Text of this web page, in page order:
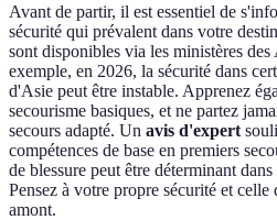
Avant de partir, il est essentiel de
sécurité qui prévalent dans votre
sont disponibles via les ministères
exemple, en 2026, la sécurité dans
d'Asie peut être instable. Apprenez
secourisme basiques, et ne partez
secours adapté. Un avis d'expert
compétences de base en premiers
de blessure peut être déterminant
Pensez à votre propre sécurité et celle
amont.